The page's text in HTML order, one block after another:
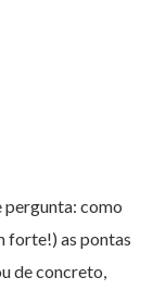
pergunta: como
forte!) as pontas
de concreto,